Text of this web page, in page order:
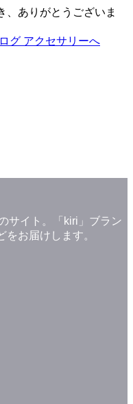
、ありがとうございま
サイト。「kiri」ブラン
をお届けします。